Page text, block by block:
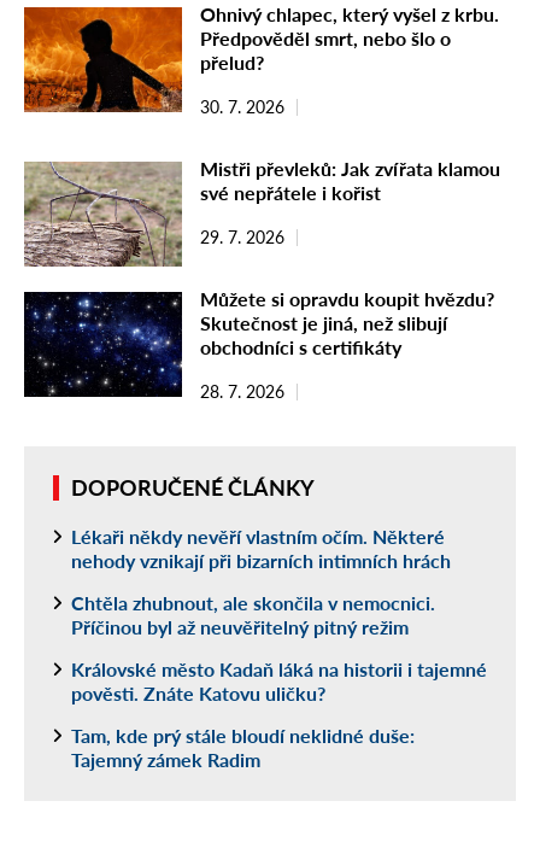
Ohnivý chlapec, který vyšel z krbu.
Předpověděl smrt, nebo šlo o
přelud?
30. 7. 2026
Mistři převleků: Jak zvířata klamou
své nepřátele i kořist
29. 7. 2026
Můžete si opravdu koupit hvězdu?
Skutečnost je jiná, než slibují
obchodníci s certifikáty
28. 7. 2026
DOPORUČENÉ ČLÁNKY
Lékaři někdy nevěří vlastním očím. Některé
nehody vznikají při bizarních intimních hrách
Chtěla zhubnout, ale skončila v nemocnici.
Příčinou byl až neuvěřitelný pitný režim
Královské město Kadaň láká na historii i tajemné
pověsti. Znáte Katovu uličku?
Tam, kde prý stále bloudí neklidné duše:
Tajemný zámek Radim